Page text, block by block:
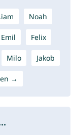
Noah
Emil Felix
Milo Jakob
→